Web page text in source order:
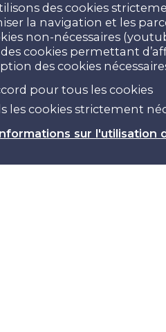
des cookies
la navigation et les
non-nécessaires
cookies permettant
des cookies
pour tous les cookies
les cookies strictement
sur l'utilisation